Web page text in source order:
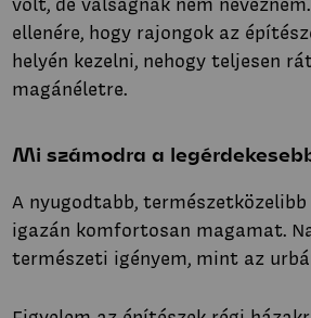
volt, de válságnak nem
ellenére, hogy rajongok az
helyén kezelni, nehogy teljesen
magánéletre.
Mi számodra a
A nyugodtabb,
igazán komfortosan magamat.
természeti igényem, mint az